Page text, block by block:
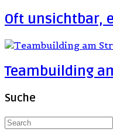
Oft unsichtbar,
Teambuilding
Suche